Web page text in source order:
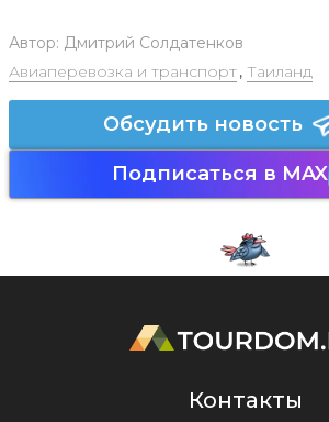
Автор: Дмитрий Солдатенков
Авиаперевозка и транспорт, Таиланд
Обсудить новость
Подписаться в MAX
Контакты